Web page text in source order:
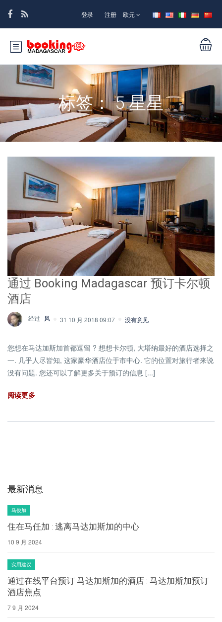
登录 注册 欧元
标签：5 星星
通过 Booking Madagascar 预订卡尔顿
酒店
经过 风 31 10 月 2018 09:07 没有意见
您想在马达加斯加首都逗留 ? 想想卡尔顿, 大塔纳最好的酒店选择之
一. 几乎人尽皆知, 这家豪华酒店位于市中心. 它的位置对旅行者来说
没有问题. 您还可以了解更多关于预订的信息 [...]
阅读更多
最新消息
马俊加
住在马任加 : 逃离马达加斯加的中心
10 9 月 2024
实用建议
通过在线平台预订 马达加斯加的酒店 : 马达加斯加预订
酒店焦点
7 9 月 2024